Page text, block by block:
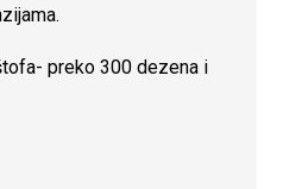
preko 300 dezena i